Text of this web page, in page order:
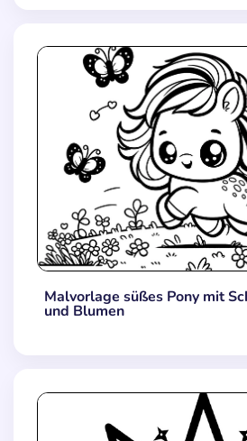
Malvorlage süßes Pony mit
und Blumen